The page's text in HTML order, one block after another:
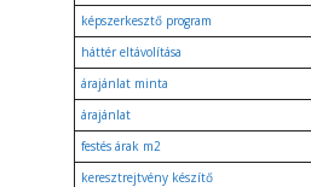
képszerkesztő program
háttér eltávolítása
árajánlat minta
árajánlat
festés árak m2
keresztrejtvény készítő